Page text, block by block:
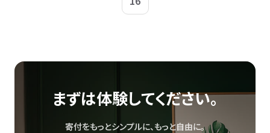
まずは体験してください。
寄付をもっとシンプルに、もっと自由に。